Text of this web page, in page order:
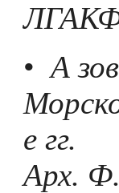
•А
е гг.
Арх.